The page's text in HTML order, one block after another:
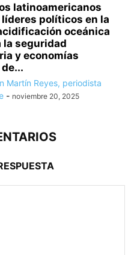
latinoamericanos
políticos en la
oceánica
la seguridad
y economías
Martín Reyes, periodista
- noviembre 20, 2025